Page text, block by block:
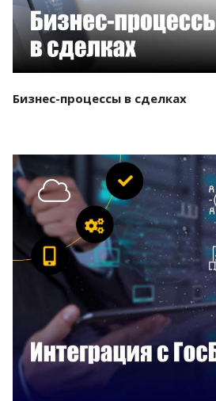
Бизнес-процессы в сделках
Смотреть проект